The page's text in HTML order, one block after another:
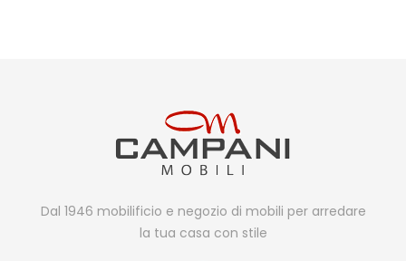
Dal 1946 mobilificio e negozio di mobili per arredare
la tua casa con stile